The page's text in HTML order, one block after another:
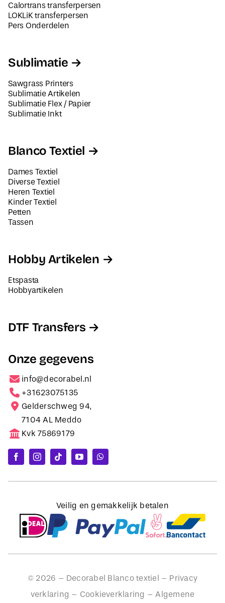
Calortrans transferpersen
LOKLiK transferpersen
Pers Onderdelen
Sublimatie
Sawgrass Printers
Sublimatie Artikelen
Sublimatie Flex / Papier
Sublimatie Inkt
Blanco Textiel
Dames Textiel
Diverse Textiel
Heren Textiel
Kinder Textiel
Petten
Tassen
Hobby Artikelen
Etspasta
Hobbyartikelen
DTF Transfers
Onze gegevens
info@decorabel.nl
+31623075135
Gelderschweg 94,
7104 AL Meddo
Kvk 75869179
Veilig en gemakkelijk betalen
© 2026 – Decorabel Blanco textiel – Privacy
verklaring – Cookieverklaring –Algemene